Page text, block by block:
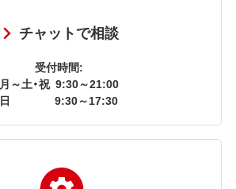
チャットで相談
受付時間:
月～土・祝 9:30～21:00
日
9:30～17:30